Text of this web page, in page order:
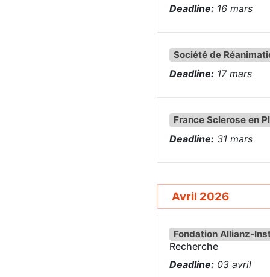
Deadline: 16 mars
Société de
Deadline: 17 mars
France Sclerose en
Deadline: 31 mars
Avril 2026
Fondation Allianz-
Recherche
Deadline: 03 avril